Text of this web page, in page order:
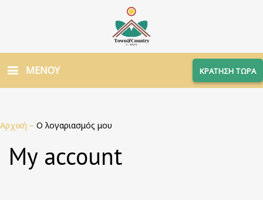
ΜΕΝΟΥ ΚΡΑΤΗΣΗ ΤΩΡΑ
Αρχική – Ο λογαριασμός μου
My account